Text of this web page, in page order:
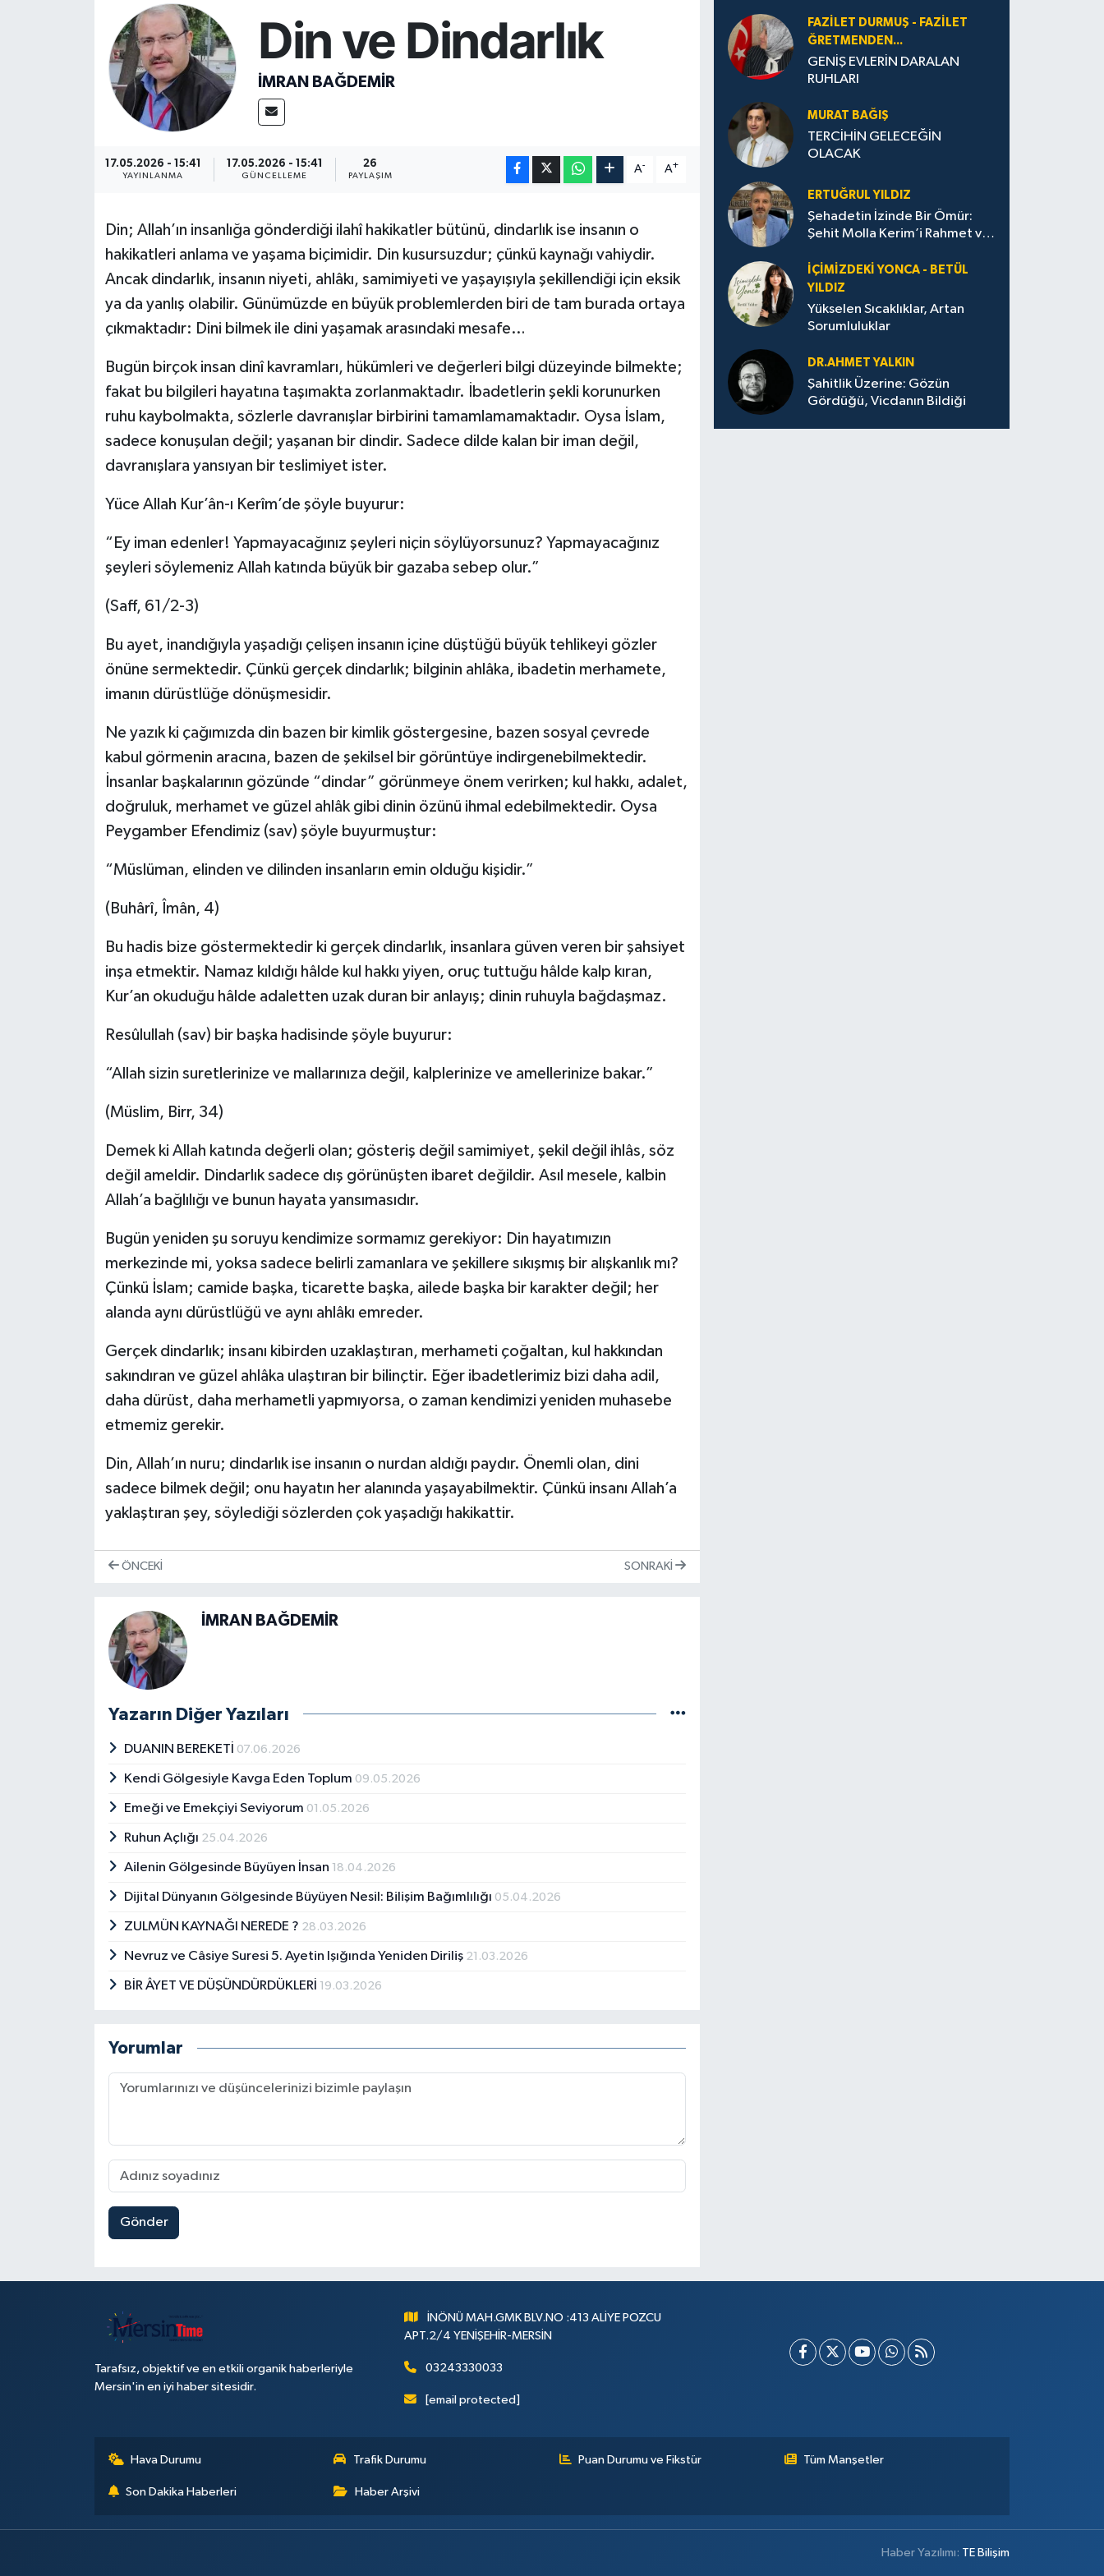
Din ve Dindarlık
İMRAN BAĞDEMİR
17.05.2026 - 15:41
YAYINLANMA
17.05.2026 - 15:41
GÜNCELLEME
26
PAYLAŞIM
A- A+
Din; Allah’ın insanlığa gönderdiği ilahî hakikatler bütünü, dindarlık ise insanın o
hakikatleri anlama ve yaşama biçimidir. Din kusursuzdur; çünkü kaynağı vahiydir.
Ancak dindarlık, insanın niyeti, ahlâkı, samimiyeti ve yaşayışıyla şekillendiği için eksik
ya da yanlış olabilir. Günümüzde en büyük problemlerden biri de tam burada ortaya
çıkmaktadır: Dini bilmek ile dini yaşamak arasındaki mesafe…
Bugün birçok insan dinî kavramları, hükümleri ve değerleri bilgi düzeyinde bilmekte;
fakat bu bilgileri hayatına taşımakta zorlanmaktadır. İbadetlerin şekli korunurken
ruhu kaybolmakta, sözlerle davranışlar birbirini tamamlamamaktadır. Oysa İslam,
sadece konuşulan değil; yaşanan bir dindir. Sadece dilde kalan bir iman değil,
davranışlara yansıyan bir teslimiyet ister.
Yüce Allah Kur’ân-ı Kerîm’de şöyle buyurur:
“Ey iman edenler! Yapmayacağınız şeyleri niçin söylüyorsunuz? Yapmayacağınız
şeyleri söylemeniz Allah katında büyük bir gazaba sebep olur.”
(Saff, 61/2-3)
Bu ayet, inandığıyla yaşadığı çelişen insanın içine düştüğü büyük tehlikeyi gözler
önüne sermektedir. Çünkü gerçek dindarlık; bilginin ahlâka, ibadetin merhamete,
imanın dürüstlüğe dönüşmesidir.
Ne yazık ki çağımızda din bazen bir kimlik göstergesine, bazen sosyal çevrede
kabul görmenin aracına, bazen de şekilsel bir görüntüye indirgenebilmektedir.
İnsanlar başkalarının gözünde “dindar” görünmeye önem verirken; kul hakkı, adalet,
doğruluk, merhamet ve güzel ahlâk gibi dinin özünü ihmal edebilmektedir. Oysa
Peygamber Efendimiz (sav) şöyle buyurmuştur:
“Müslüman, elinden ve dilinden insanların emin olduğu kişidir.”
(Buhârî, Îmân, 4)
Bu hadis bize göstermektedir ki gerçek dindarlık, insanlara güven veren bir şahsiyet
inşa etmektir. Namaz kıldığı hâlde kul hakkı yiyen, oruç tuttuğu hâlde kalp kıran,
Kur’an okuduğu hâlde adaletten uzak duran bir anlayış; dinin ruhuyla bağdaşmaz.
Resûlullah (sav) bir başka hadisinde şöyle buyurur:
“Allah sizin suretlerinize ve mallarınıza değil, kalplerinize ve amellerinize bakar.”
(Müslim, Birr, 34)
Demek ki Allah katında değerli olan; gösteriş değil samimiyet, şekil değil ihlâs, söz
değil ameldir. Dindarlık sadece dış görünüşten ibaret değildir. Asıl mesele, kalbin
Allah’a bağlılığı ve bunun hayata yansımasıdır.
Bugün yeniden şu soruyu kendimize sormamız gerekiyor: Din hayatımızın
merkezinde mi, yoksa sadece belirli zamanlara ve şekillere sıkışmış bir alışkanlık mı?
Çünkü İslam; camide başka, ticarette başka, ailede başka bir karakter değil; her
alanda aynı dürüstlüğü ve aynı ahlâkı emreder.
Gerçek dindarlık; insanı kibirden uzaklaştıran, merhameti çoğaltan, kul hakkından
sakındıran ve güzel ahlâka ulaştıran bir bilinçtir. Eğer ibadetlerimiz bizi daha adil,
daha dürüst, daha merhametli yapmıyorsa, o zaman kendimizi yeniden muhasebe
etmemiz gerekir.
Din, Allah’ın nuru; dindarlık ise insanın o nurdan aldığı paydır. Önemli olan, dini
sadece bilmek değil; onu hayatın her alanında yaşayabilmektir. Çünkü insanı Allah’a
yaklaştıran şey, söylediği sözlerden çok yaşadığı hakikattir.
ÖNCEKI SONRAKI
İMRAN BAĞDEMİR
Yazarın Diğer Yazıları
DUANIN BEREKETİ 07.06.2026
Kendi Gölgesiyle Kavga Eden Toplum 09.05.2026
Emeği ve Emekçiyi Seviyorum 01.05.2026
Ruhun Açlığı 25.04.2026
Ailenin Gölgesinde Büyüyen İnsan 18.04.2026
Dijital Dünyanın Gölgesinde Büyüyen Nesil: Bilişim Bağımlılığı 05.04.2026
ZULMÜN KAYNAĞI NEREDE ? 28.03.2026
Nevruz ve Câsiye Suresi 5. Ayetin Işığında Yeniden Diriliş 21.03.2026
BİR ÂYET VE DÜŞÜNDÜRDÜKLERİ 19.03.2026
Yorumlar
Gönder
FAZILET DURMUŞ - FAZILET
ĞRETMENDEN...
GENİŞ EVLERİN DARALAN
RUHLARI
MURAT BAĞIŞ
TERCİHİN GELECEĞİN
OLACAK
ERTUĞRUL YILDIZ
Şehadetin İzinde Bir Ömür:
Şehit Molla Kerim’i Rahmet ve
İÇIMIZDEKI YONCA - BETÜL
YILDIZ
Yükselen Sıcaklıklar, Artan
Sorumluluklar
DR.AHMET YALKIN
Şahitlik Üzerine: Gözün
Gördüğü, Vicdanın Bildiği
Tarafsız, objektif ve en etkili organik haberleriyle
Mersin'in en iyi haber sitesidir.
İNÖNÜ MAH.GMK BLV.NO :413 ALİYE POZCU
APT.2/4 YENİŞEHİR-MERSİN
03243330033
[email protected]
Hava Durumu Trafik Durumu Puan Durumu ve Fikstür Tüm Manşetler
Son Dakika Haberleri Haber Arşivi
Haber Yazılımı: TE Bilişim